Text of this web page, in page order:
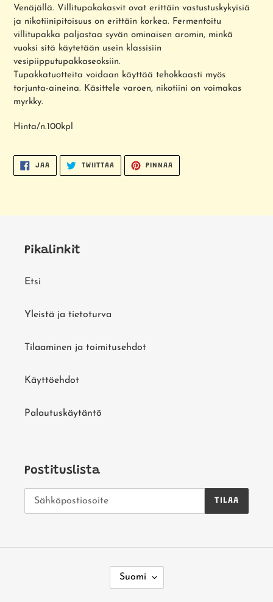
Venäjällä. Villitupakakasvit ovat erittäin vastustuskykyisiä
ja nikotiinipitoisuus on erittäin korkea. Fermentoitu
villitupakka paljastaa syvän ominaisen aromin, minkä
vuoksi sitä käytetään usein klassisiin
vesipiipputupakkaseoksiin.
Tupakkatuotteita voidaan käyttää tehokkaasti myös
torjunta-aineina. Käsittele varoen, nikotiini on voimakas
myrkky.
Hinta/n.100kpl
JAA
FACEBOOKISSA
TWIITTAA TWIITTAA
TWITTERISSÄ
PINNAA
Pikalinkit
Etsi
Yleistä ja tietoturva
Tilaaminen ja toimitusehdot
Käyttöehdot
Palautuskäytäntö
Postituslista
TILAA
I
Suomi